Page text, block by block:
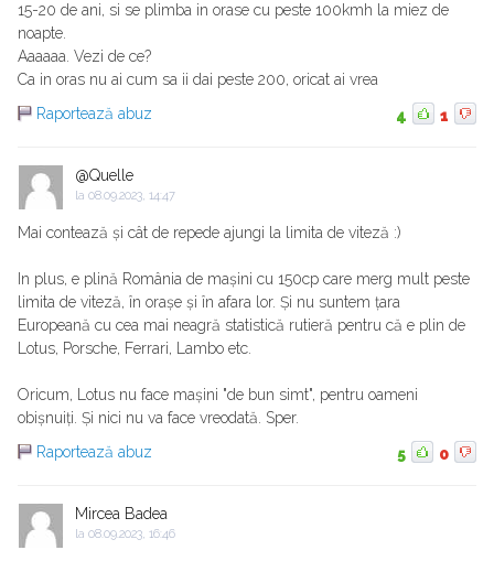
15-20 de ani, si se plimba in orase cu peste 100kmh la miez de
noapte.
Aaaaaa. Vezi de ce?
Ca in oras nu ai cum sa ii dai peste 200, oricat ai vrea
Raportează abuz
4 1
@Quelle
la 08.09.2023, 14:47
Mai contează și cât de repede ajungi la limita de viteză :)
In plus, e plină România de mașini cu 150cp care merg mult peste
limita de viteză, în orașe și în afara lor. Și nu suntem țara
Europeană cu cea mai neagră statistică rutieră pentru că e plin de
Lotus, Porsche, Ferrari, Lambo etc.
Oricum, Lotus nu face mașini "de bun simt", pentru oameni
obișnuiți. Și nici nu va face vreodată. Sper.
Raportează abuz
5 0
Mircea Badea
la 08.09.2023, 16:46